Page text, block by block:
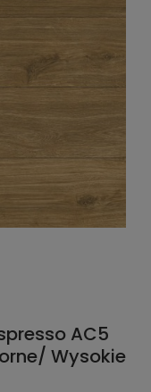
AC5
Wysokie